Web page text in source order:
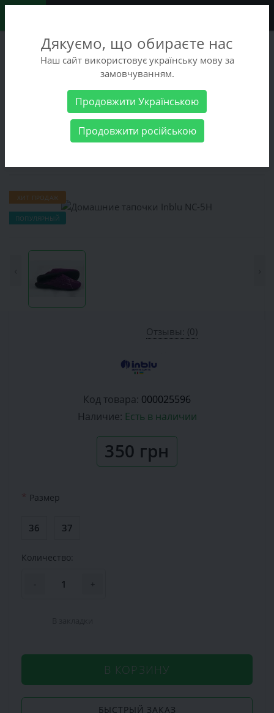
+38 (068) 486-90-09
+38 (093) 486-90-09
Женские товары Женская обувь
Домашняя
Домашние тапочки Inblu NC-5H
ХИТ ПРОДАЖ
ПОПУЛЯРНЫЙ
Отзывы: (0)
Код товара: 000025596
Наличие: Есть в наличии
350 грн
* Размер
36 37
Количество:
- +
В КОРЗИНУ
БЫСТРЫЙ ЗАКАЗ
Дякуємо, що обираєте нас
Наш сайт використовує українську мову за
замовчуванням.
Продовжити Українською
Продовжити російською